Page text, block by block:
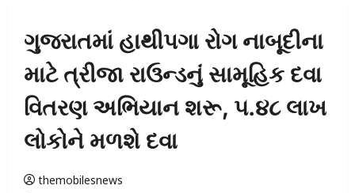
ગુજરાતમાં હાથીપગા રોગ નાબૂદીના
માટે ત્રીજા રાઉન્ડનું સામૂહિક દવા
વિતરણ અભિયાન શરૂ, ૫.૪૮ લાખ
લોકોને મળશે દવા
themobilesnews